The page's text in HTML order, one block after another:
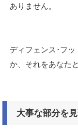
ありません。
ディフェンス･フ
か、それをあなた
大事な部分を